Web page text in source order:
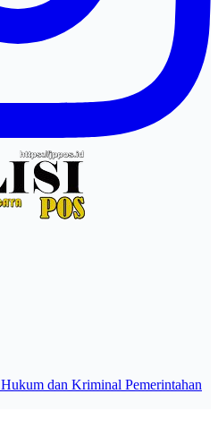
Hukum dan Kriminal Pemerintahan